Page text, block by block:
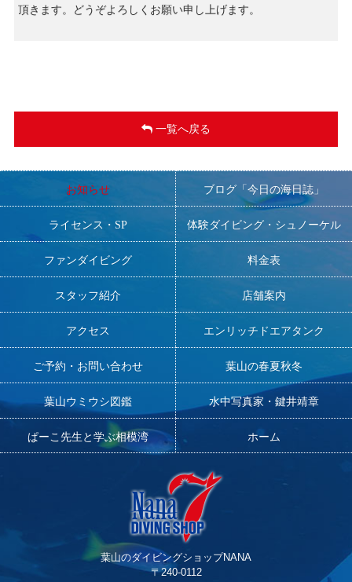
頂きます。どうぞよろしくお願い申し上げます。
一覧へ戻る
お知らせ ブログ「今日の海日誌」
ライセンス・SP 体験ダイビング・シュノーケル
ファンダイビング 料金表
スタッフ紹介 店舗案内
アクセス エンリッチドエアタンク
ご予約・お問い合わせ 葉山の春夏秋冬
葉山ウミウシ図鑑 水中写真家・鍵井靖章
ぱーこ先生と学ぶ相模湾 ホーム
葉山のダイビングショップNANA
〒240-0112